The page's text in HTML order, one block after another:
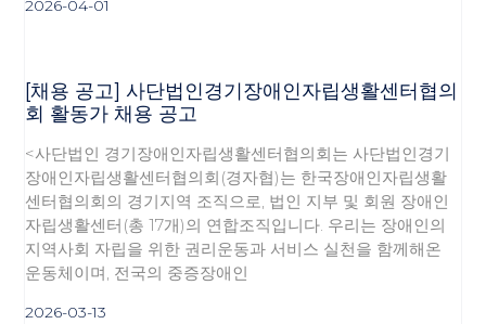
2026-04-01
[채용 공고] 사단법인경기장애인자립생활센터협의
회 활동가 채용 공고
<사단법인 경기장애인자립생활센터협의회는 사단법인경기
장애인자립생활센터협의회(경자협)는 한국장애인자립생활
센터협의회의 경기지역 조직으로, 법인 지부 및 회원 장애인
자립생활센터(총 17개)의 연합조직입니다. 우리는 장애인의
지역사회 자립을 위한 권리운동과 서비스 실천을 함께해온
운동체이며, 전국의 중증장애인
2026-03-13